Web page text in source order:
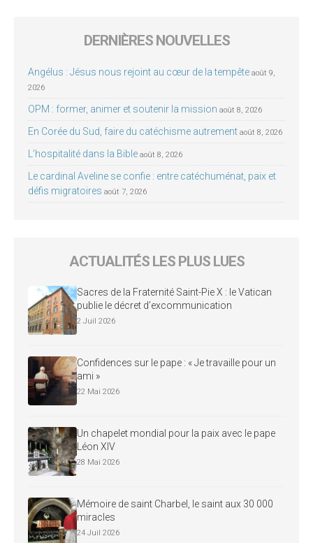
DERNIÈRES NOUVELLES
Angélus : Jésus nous rejoint au cœur de la tempête août 9,
2026
OPM : former, animer et soutenir la mission août 8, 2026
En Corée du Sud, faire du catéchisme autrement août 8, 2026
L’hospitalité dans la Bible août 8, 2026
Le cardinal Aveline se confie : entre catéchuménat, paix et
défis migratoires août 7, 2026
ACTUALITÉS LES PLUS LUES
Sacres de la Fraternité Saint-Pie X : le Vatican
publie le décret d’excommunication
2 Juil 2026
Confidences sur le pape : « Je travaille pour un
ami »
22 Mai 2026
Un chapelet mondial pour la paix avec le pape
Léon XIV
28 Mai 2026
Mémoire de saint Charbel, le saint aux 30 000
miracles
24 Juil 2026